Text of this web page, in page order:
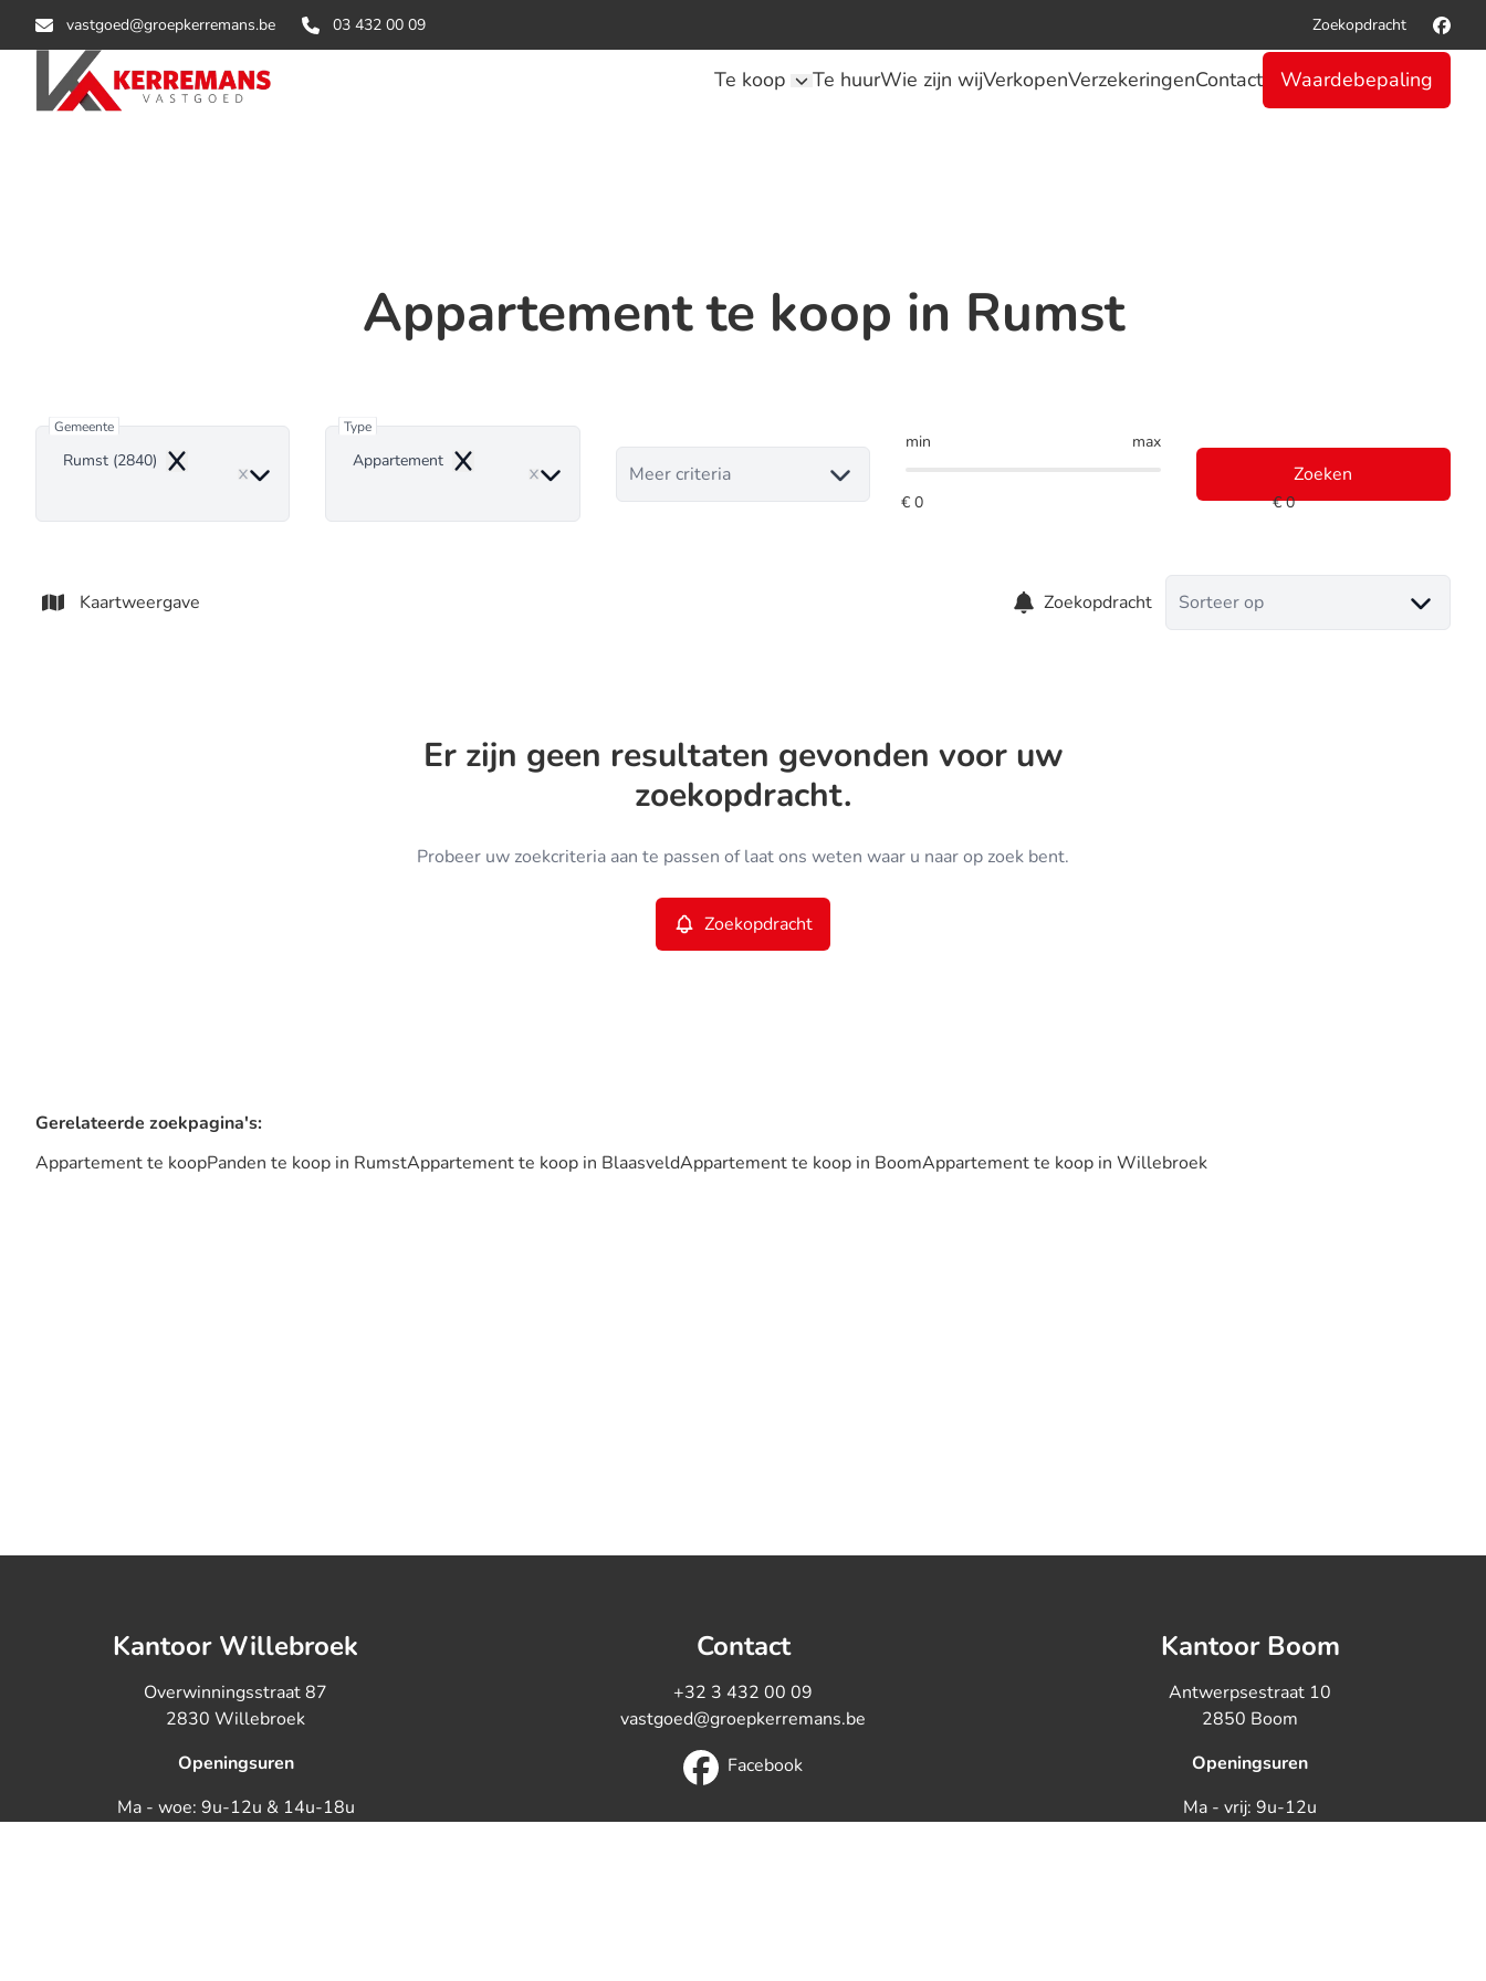
vastgoed@groepkerremans.be 03 432 00 09 Zoekopdracht
Te koop Te huurWie zijn wijVerkopenVerzekeringenContact Waardebepaling
Appartement te koop in Rumst
Gemeente
Rumst (2840) Remove
Type
Appartement Remove Meer criteria
min max
Zoeken
Kaartweergave Zoekopdracht Sorteer op
Er zijn geen resultaten gevonden voor uw
zoekopdracht.
Probeer uw zoekcriteria aan te passen of laat ons weten waar u naar op zoek bent.
Zoekopdracht
Gerelateerde zoekpagina's:
Appartement te koopPanden te koop in RumstAppartement te koop in BlaasveldAppartement te koop in BoomAppartement te koop in Willebroek
Kantoor Willebroek
Overwinningsstraat 87
2830 Willebroek
Openingsuren
Ma - woe: 9u-12u & 14u-18u
Contact
+32 3 432 00 09
vastgoed@groepkerremans.be
Facebook
Kantoor Boom
Antwerpsestraat 10
2850 Boom
Openingsuren
Ma - vrij: 9u-12u